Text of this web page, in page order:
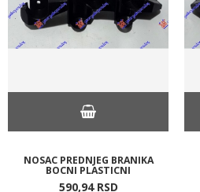
NOSAC PREDNJEG BRANIKA
BOCNI PLASTICNI
590,94 RSD